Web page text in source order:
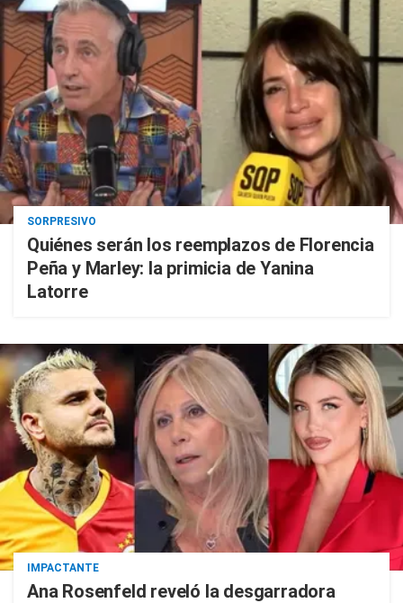
SORPRESIVO
Quiénes serán los reemplazos de Florencia
Peña y Marley: la primicia de Yanina
Latorre
IMPACTANTE
Ana Rosenfeld reveló la desgarradora